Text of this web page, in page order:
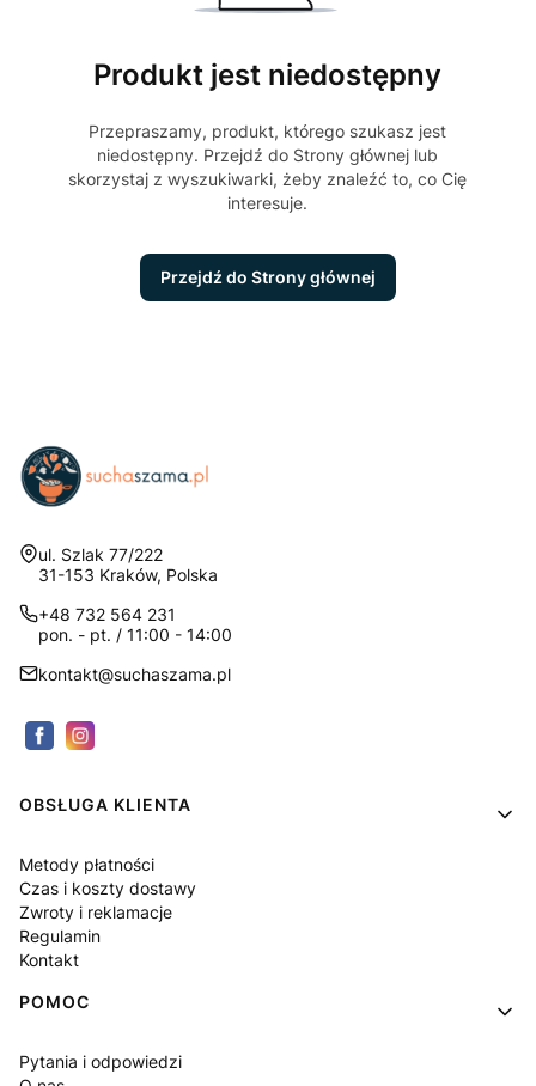
Produkt jest niedostępny
Przepraszamy, produkt, którego szukasz jest
niedostępny. Przejdź do Strony głównej lub
skorzystaj z wyszukiwarki, żeby znaleźć to, co Cię
interesuje.
Przejdź do Strony głównej
Adres:
ul. Szlak 77/222
31-153 Kraków, Polska
+48 732 564 231
pon. - pt. / 11:00 - 14:00
kontakt@suchaszama.pl
Linki w stopce
OBSŁUGA KLIENTA
Metody płatności
Czas i koszty dostawy
Zwroty i reklamacje
Regulamin
Kontakt
POMOC
Pytania i odpowiedzi